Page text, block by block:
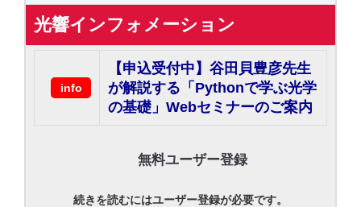
光響インフォメーション
info
【申込受付中】谷田貝豊彦先生
が解説する「Pythonで学ぶ光学
の基礎」Webセミナーのご案内
無料ユーザー登録
続きを読むにはユーザー登録が必要です。